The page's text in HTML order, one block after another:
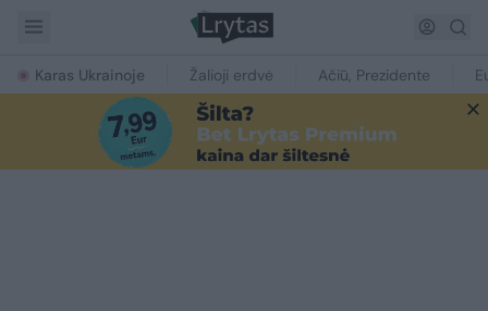
Karas Ukrainoje Žalioji erdvė Ačiū, Prezidente